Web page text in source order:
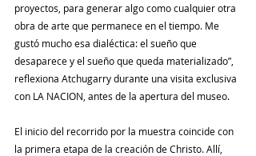
proyectos, para generar algo como cualquier otra
obra de arte que permanece en el tiempo. Me
gustó mucho esa dialéctica: el sueño que
desaparece y el sueño que queda materializado”,
reflexiona Atchugarry durante una visita exclusiva
con LA NACION, antes de la apertura del museo.
El inicio del recorrido por la muestra coincide con
la primera etapa de la creación de Christo. Allí,